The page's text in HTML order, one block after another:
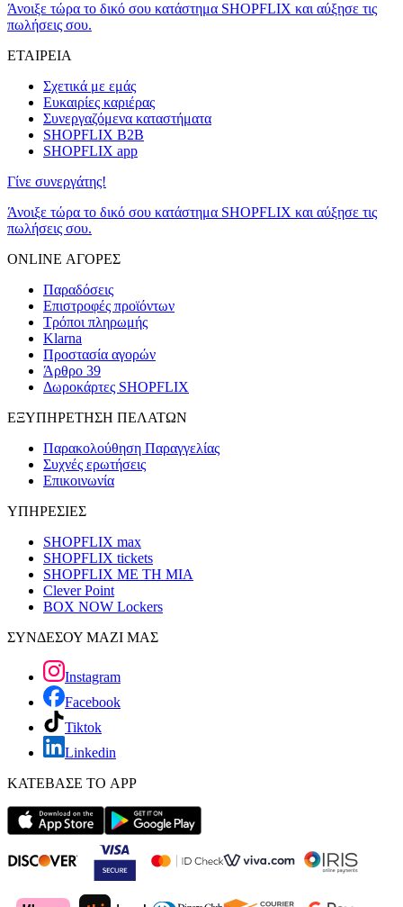
Άνοιξε τώρα το δικό σου κατάστημα SHOPFLIX και αύξησε τις
πωλήσεις σου.
ΕΤΑΙΡΕΙΑ
Σχετικά με εμάς
Ευκαιρίες καριέρας
Συνεργαζόμενα καταστήματα
SHOPFLIX B2B
SHOPFLIX app
Γίνε συνεργάτης!
Άνοιξε τώρα το δικό σου κατάστημα SHOPFLIX και αύξησε τις
πωλήσεις σου.
ONLINE ΑΓΟΡΕΣ
Παραδόσεις
Επιστροφές προϊόντων
Τρόποι πληρωμής
Klarna
Προστασία αγορών
Άρθρο 39
Δωροκάρτες SHOPFLIX
ΕΞΥΠΗΡΕΤΗΣΗ ΠΕΛΑΤΩΝ
Παρακολούθηση Παραγγελίας
Συχνές ερωτήσεις
Επικοινωνία
ΥΠΗΡΕΣΙΕΣ
SHOPFLIX max
SHOPFLIX tickets
SHOPFLIX ΜΕ ΤΗ ΜΙΑ
Clever Point
BOX NOW Lockers
ΣΥΝΔΕΣΟΥ ΜΑΖΙ ΜΑΣ
Instagram
Facebook
Tiktok
Linkedin
ΚΑΤΕΒΑΣΕ ΤΟ APP